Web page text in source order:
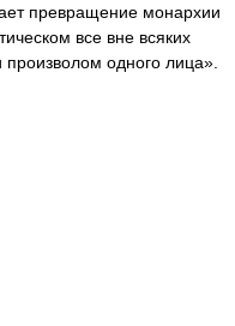
превращение монархии
все вне всяких
одного лица».